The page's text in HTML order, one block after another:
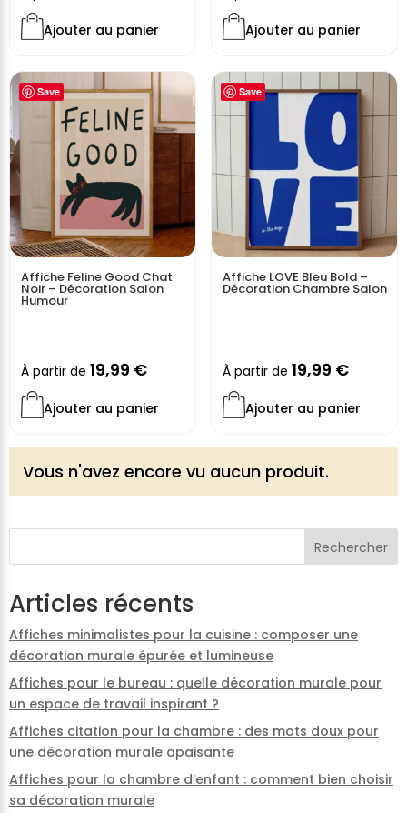
design
transforme un mur vide en un espace vivant et
expressif. Ceposter déco
ne se contente pas d’habiller
affirme un style. Une affiche murale idéale pour celles et
ceux qui veulent une décoration intérieure affirmée,
inspirée, et résolument tournée vers l’art de vivre et la
convivialité.
Ajouter au panier Ajouter au panier
Save
Affiche Feline Good Chat
Noir – Décoration Salon
Humour
À partir de 19,99 €
Ajouter au panier
Save
Affiche LOVE Bleu Bold –
Décoration Chambre Salon
À partir de 19,99 €
Ajouter au panier
Vous n'avez encore vu aucun produit.
Rechercher
Articles récents
Affiches minimalistes pour la cuisine : composer une
décoration murale épurée et lumineuse
Affiches pour le bureau : quelle décoration murale pour
un espace de travail inspirant ?
Affiches citation pour la chambre : des mots doux pour
une décoration murale apaisante
Affiches pour la chambre d’enfant : comment bien choisir
sa décoration murale